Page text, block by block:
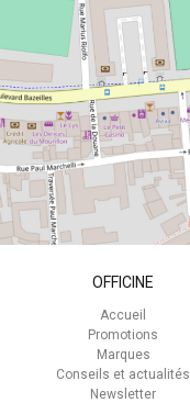
OFFICINE
Accueil
Promotions
Marques
Conseils et actualités
Newsletter